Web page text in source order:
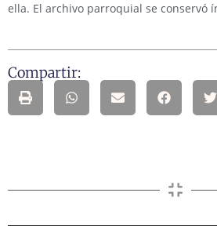
ella. El archivo parroquial se conservó
Compartir: